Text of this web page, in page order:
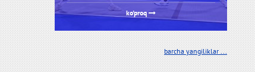
ko'proq
barcha yangiliklar ...